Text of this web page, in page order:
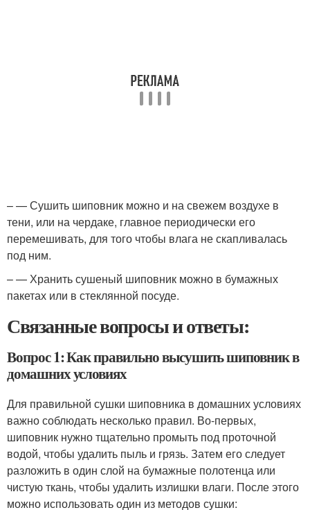
– — Сушить шиповник можно и на свежем воздухе в
тени, или на чердаке, главное периодически его
перемешивать, для того чтобы влага не скапливалась
под ним.
– — Хранить сушеный шиповник можно в бумажных
пакетах или в стеклянной посуде.
Связанные вопросы и ответы:
Вопрос 1: Как правильно высушить шиповник в
домашних условиях
Для правильной сушки шиповника в домашних условиях
важно соблюдать несколько правил. Во-первых,
шиповник нужно тщательно промыть под проточной
водой, чтобы удалить пыль и грязь. Затем его следует
разложить в один слой на бумажные полотенца или
чистую ткань, чтобы удалить излишки влаги. После этого
можно использовать один из методов сушки: